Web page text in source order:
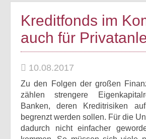
Kreditfonds im
auch für
10.08.2017
Zu den Folgen der großen
zählen strengere
Banken, deren Kreditrisiken
begrenzt werden sollen. Für die
dadurch nicht einfacher